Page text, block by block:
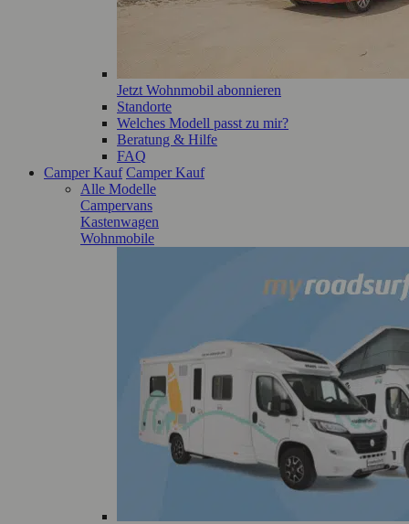
Jetzt Wohnmobil abonnieren
Standorte
Welches Modell passt zu mir?
Beratung & Hilfe
FAQ
Camper Kauf Camper Kauf
Alle Modelle
Campervans
Kastenwagen
Wohnmobile